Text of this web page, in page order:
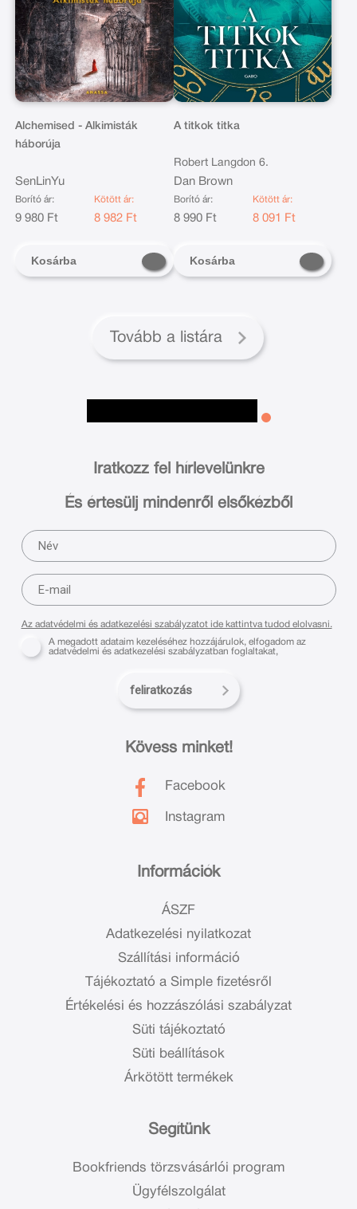
Alchemised - Alkimisták
háborúja
SenLinYu
Borító ár:
9 980 Ft
Kötött ár:
8 982 Ft
Kosárba
A titkok titka
Robert Langdon 6.
Dan Brown
Borító ár:
8 990 Ft
Kötött ár:
8 091 Ft
Kosárba
Tovább a listára
Információk
ÁSZF
Adatkezelési nyilatkozat
Szállítási információ
Tájékoztató a Simple fizetésről
Értékelési és hozzászólási szabályzat
Süti tájékoztató
Süti beállítások
Árkötött termékek
Segítünk
Bookfriends törzsvásárlói program
Ügyfélszolgálat
Kövess minket!
Facebook
Instagram
Iratkozz fel hírlevelünkre
És értesülj mindenről elsőkézből
Az adatvédelmi és adatkezelési szabályzatot ide kattintva tudod elolvasni.
A megadott adataim kezeléséhez hozzájárulok, elfogadom az
adatvédelmi és adatkezelési szabályzatban foglaltakat,
feliratkozás